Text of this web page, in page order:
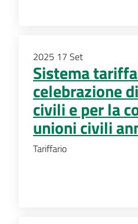
2025 17 Set
Sistema
celebrazione
civili e per la
unioni civili
Tariffario